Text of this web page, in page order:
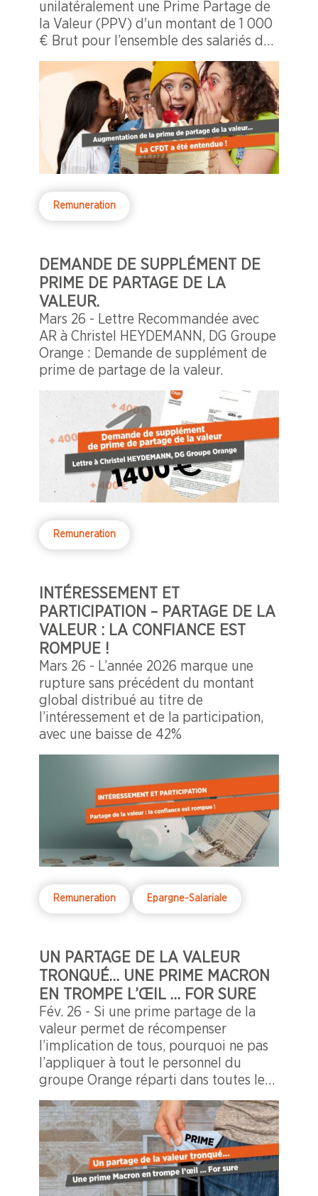
unilatéralement une Prime Partage de
la Valeur (PPV) d'un montant de 1 000
€ Brut pour l’ensemble des salariés du
Groupe en France.
Remuneration
DEMANDE DE SUPPLÉMENT DE
PRIME DE PARTAGE DE LA
VALEUR.
Mars 26 - Lettre Recommandée avec
AR à Christel HEYDEMANN, DG Groupe
Orange : Demande de supplément de
prime de partage de la valeur.
Remuneration
INTÉRESSEMENT ET
PARTICIPATION – PARTAGE DE LA
VALEUR : LA CONFIANCE EST
ROMPUE !
Mars 26 - L’année 2026 marque une
rupture sans précédent du montant
global distribué au titre de
l’intéressement et de la participation,
avec une baisse de 42%
Remuneration Epargne-Salariale
UN PARTAGE DE LA VALEUR
TRONQUÉ… UNE PRIME MACRON
EN TROMPE L’ŒIL … FOR SURE
Fév. 26 - Si une prime partage de la
valeur permet de récompenser
l’implication de tous, pourquoi ne pas
l’appliquer à tout le personnel du
groupe Orange réparti dans toutes les
géographies du monde soit près de 124
000 salariés ?